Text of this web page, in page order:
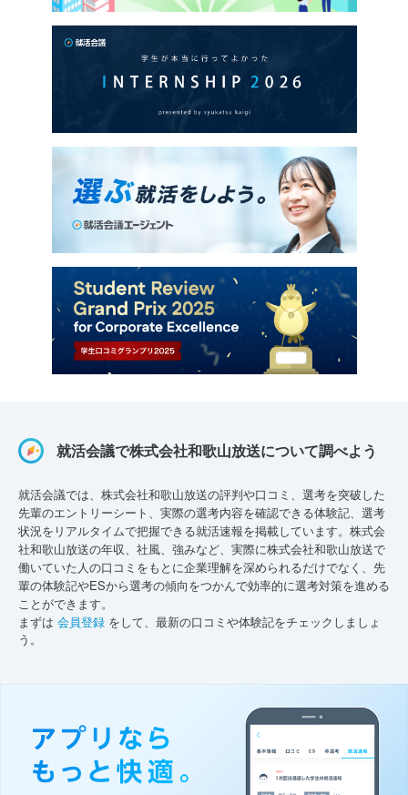
就活会議で株式会社和歌山放送について調べよう
就活会議では、株式会社和歌山放送の評判や口コミ、選考を突破した
先輩のエントリーシート、実際の選考内容を確認できる体験記、選考
状況をリアルタイムで把握できる就活速報を掲載しています。株式会
社和歌山放送の年収、社風、強みなど、実際に株式会社和歌山放送で
働いていた人の口コミをもとに企業理解を深められるだけでなく、先
輩の体験記やESから選考の傾向をつかんで効率的に選考対策を進める
ことができます。
まずは 会員登録 をして、最新の口コミや体験記をチェックしましょ
う。